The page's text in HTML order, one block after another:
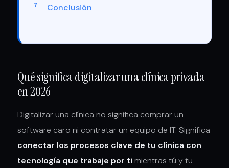
Conclusión
Qué significa digitalizar una clínica privada
en 2026
Digitalizar una clínica no significa comprar un
software caro ni contratar un equipo de IT. Significa
conectar los procesos clave de tu clínica con
tecnología que trabaje por ti mientras tú y tu